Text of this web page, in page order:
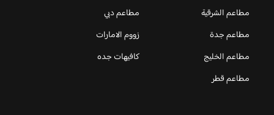
مطاعم الشرقية
مطاعم دبي
مطاعم جدة
زووم الامارات
مطاعم الخليج
كافيهات جده
مطاعم قطر